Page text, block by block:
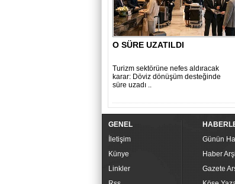
O SÜRE UZATILDI
Turizm sektörüne nefes aldıracak
karar: Döviz dönüşüm desteğinde
süre uzadı ..
GENEL
İletişim
Künye
Linkler
Günün
Haber
Gazete